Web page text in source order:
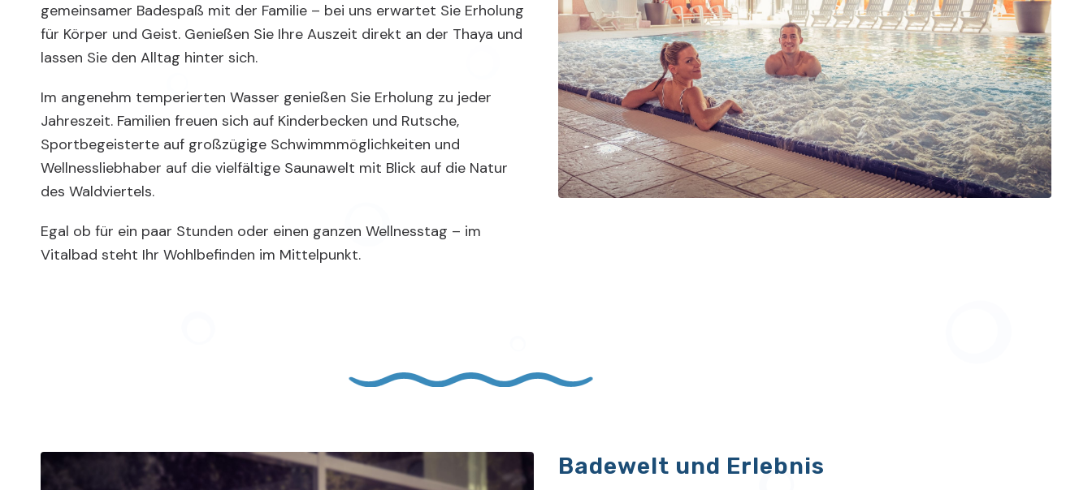
gemeinsamer Badespaß mit der Familie – bei uns erwartet Sie Erholung
für Körper und Geist. Genießen Sie Ihre Auszeit direkt an der Thaya und
lassen Sie den Alltag hinter sich.
Im angenehm temperierten Wasser genießen Sie Erholung zu jeder
Jahreszeit. Familien freuen sich auf Kinderbecken und Rutsche,
Sportbegeisterte auf großzügige Schwimmmöglichkeiten und
Wellnessliebhaber auf die vielfältige Saunawelt mit Blick auf die Natur
des Waldviertels.
Egal ob für ein paar Stunden oder einen ganzen Wellnesstag – im
Vitalbad steht Ihr Wohlbefinden im Mittelpunkt.
Badewelt und Erlebnis